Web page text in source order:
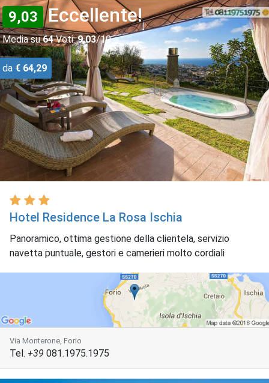
9,03 Eccellente!
Media su64Voti: 9,03/10
da € 64,29
Hotel Residence La Rosa Ischia
Panoramico, ottima gestione della clientela, servizio
navetta puntuale, gestori e camerieri molto cordiali
Via Monterone, Forio
Tel. +39 081.1975.1975